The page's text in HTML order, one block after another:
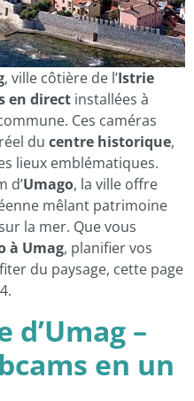
, ville côtière de l’Istrie
en direct installées à
Ces caméras
du centre historique,
lieux emblématiques.
d’Umago, la ville offre
mêlant patrimoine
la mer. Que vous
à Umag, planifier vos
du paysage, cette page
–
en un